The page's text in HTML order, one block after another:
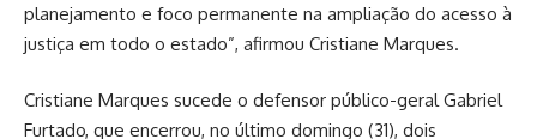
planejamento e foco permanente na ampliação do acesso à
justiça em todo o estado”, afirmou Cristiane Marques.
Cristiane Marques sucede o defensor público-geral Gabriel
Furtado, que encerrou, no último domingo (31), dois